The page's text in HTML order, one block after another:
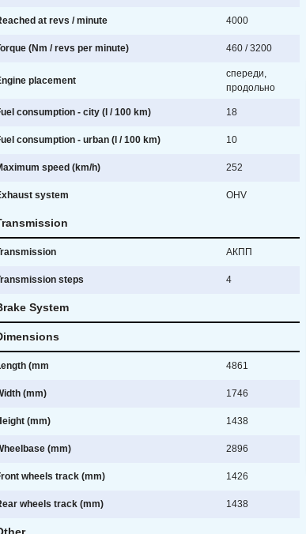
at revs / minute 4000
(Nm / revs per minute) 460 / 3200
placement
спереди,
продольно
consumption - city (l / 100 km) 18
consumption - urban (l / 100 km) 10
speed (km/h) 252
system OHV
АКПП
steps 4
System
(mm 4861
(mm) 1746
(mm) 1438
(mm) 2896
wheels track (mm) 1426
wheels track (mm) 1438